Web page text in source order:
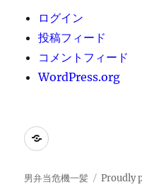
ログイン
投稿フィード
コメントフィード
WordPress.org
[instagram-
男弁当危機一髪 Proudly